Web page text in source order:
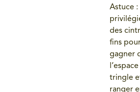
Astuce :
des
fins
gagner
tringle
ranger